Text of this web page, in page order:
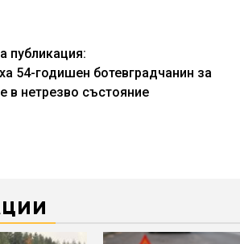
публикация:
54-годишен ботевградчанин за
в нетрезво състояние